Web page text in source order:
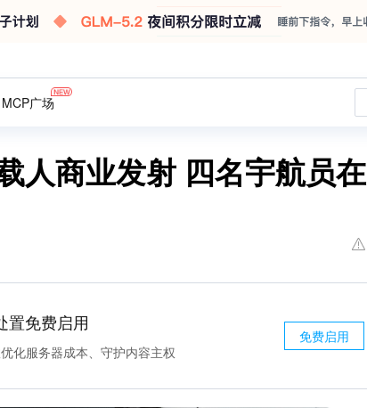
MCP广场
人商业发射 四名宇航员在
置免费启用
化服务器成本、守护内容主权
免费启用